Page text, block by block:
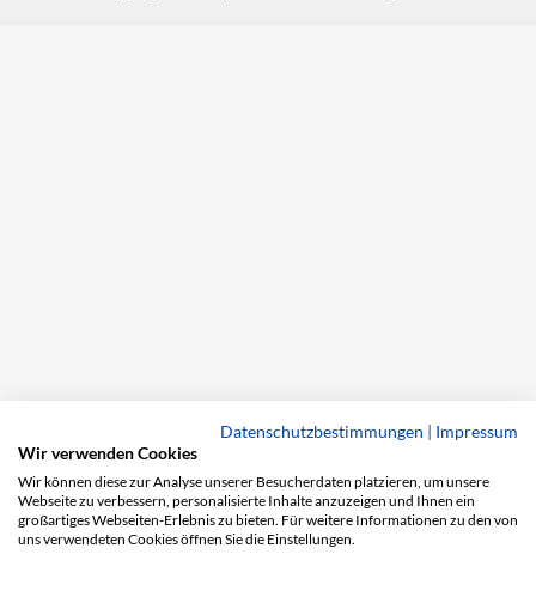
Datenschutzbestimmungen | Impressum
Wir verwenden Cookies
Wir können diese zur Analyse unserer Besucherdaten platzieren, um unsere
Webseite zu verbessern, personalisierte Inhalte anzuzeigen und Ihnen ein
großartiges Webseiten-Erlebnis zu bieten. Für weitere Informationen zu den von
uns verwendeten Cookies öffnen Sie die Einstellungen.